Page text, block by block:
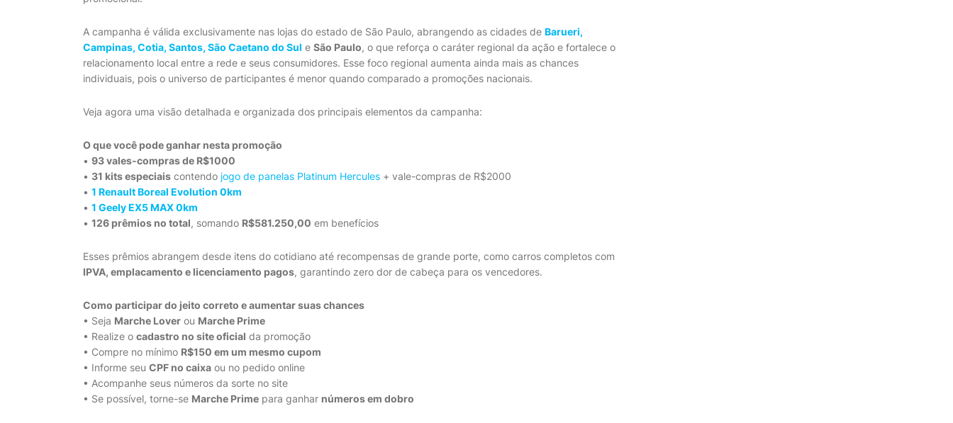
A campanha é válida exclusivamente nas lojas do estado de São Paulo, abrangendo as cidades de Barueri,
Campinas, Cotia, Santos, São Caetano do Sul e São Paulo, o que reforça o caráter regional da ação e fortalece o
relacionamento local entre a rede e seus consumidores. Esse foco regional aumenta ainda mais as chances
individuais, pois o universo de participantes é menor quando comparado a promoções nacionais.
Veja agora uma visão detalhada e organizada dos principais elementos da campanha:
O que você pode ganhar nesta promoção
• 93 vales-compras de R$1000
• 31 kits especiais contendo jogo de panelas Platinum Hercules + vale-compras de R$2000
• 1 Renault Boreal Evolution 0km
• 1 Geely EX5 MAX 0km
• 126 prêmios no total, somando R$581.250,00 em benefícios
Esses prêmios abrangem desde itens do cotidiano até recompensas de grande porte, como carros completos com
IPVA, emplacamento e licenciamento pagos, garantindo zero dor de cabeça para os vencedores.
Como participar do jeito correto e aumentar suas chances
• Seja Marche Lover ou Marche Prime
• Realize o cadastro no site oficial da promoção
• Compre no mínimo R$150 em um mesmo cupom
• Informe seu CPF no caixa ou no pedido online
• Acompanhe seus números da sorte no site
• Se possível, torne-se Marche Prime para ganhar números em dobro